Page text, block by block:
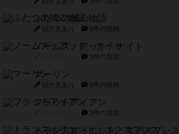
ふたつの城の物語
紹介文あり 6件の投稿
ノームズ・アット・ナイト
1件の投稿
マーリン
紹介文あり 6件の投稿
フラットアイアン
2件の投稿
トランスオリエント・エクスプレス